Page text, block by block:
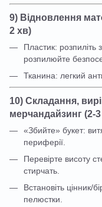
9) Відновлення
2 хв)
Пластик: розпиліть
розпилюйте
Тканина: легкий
10) Складання,
мерчандайзинг (2-
«Збийте» букет:
периферії.
Перевірте висоту
стирчать.
Встановіть цінник/
пелюстки.